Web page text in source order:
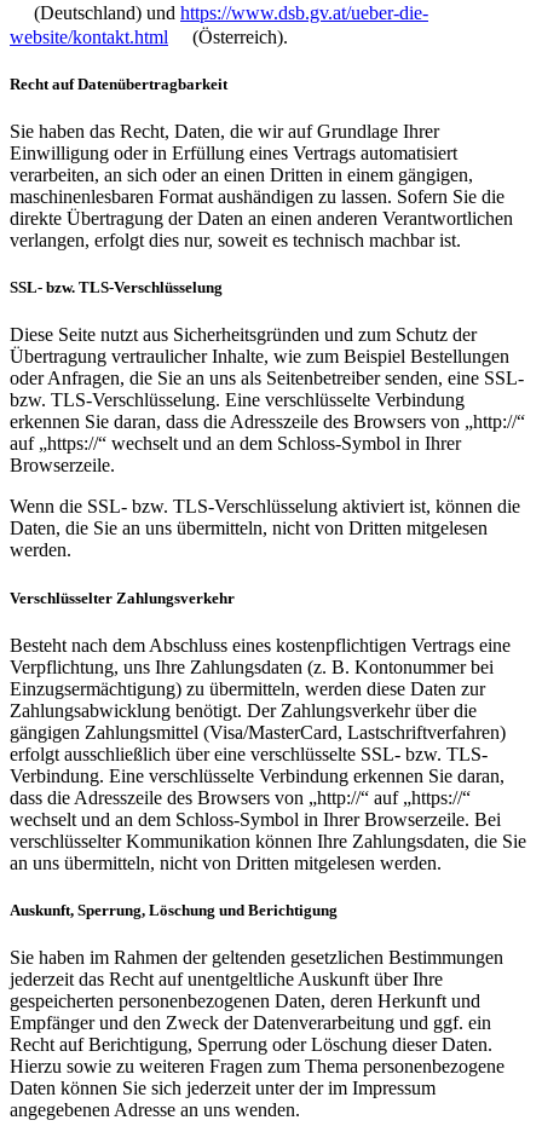
(Deutschland) und https://www.dsb.gv.at/ueber-die-
website/kontakt.html
(Österreich).
Recht auf Datenübertragbarkeit
Sie haben das Recht, Daten, die wir auf Grundlage Ihrer
Einwilligung oder in Erfüllung eines Vertrags automatisiert
verarbeiten, an sich oder an einen Dritten in einem gängigen,
maschinenlesbaren Format aushändigen zu lassen. Sofern Sie die
direkte Übertragung der Daten an einen anderen Verantwortlichen
verlangen, erfolgt dies nur, soweit es technisch machbar ist.
SSL- bzw. TLS-Verschlüsselung
Diese Seite nutzt aus Sicherheitsgründen und zum Schutz der
Übertragung vertraulicher Inhalte, wie zum Beispiel Bestellungen
oder Anfragen, die Sie an uns als Seitenbetreiber senden, eine SSL-
bzw. TLS-Verschlüsselung. Eine verschlüsselte Verbindung
erkennen Sie daran, dass die Adresszeile des Browsers von „http://“
auf „https://“ wechselt und an dem Schloss-Symbol in Ihrer
Browserzeile.
Wenn die SSL- bzw. TLS-Verschlüsselung aktiviert ist, können die
Daten, die Sie an uns übermitteln, nicht von Dritten mitgelesen
werden.
Verschlüsselter Zahlungsverkehr
Besteht nach dem Abschluss eines kostenpflichtigen Vertrags eine
Verpflichtung, uns Ihre Zahlungsdaten (z. B. Kontonummer bei
Einzugsermächtigung) zu übermitteln, werden diese Daten zur
Zahlungsabwicklung benötigt. Der Zahlungsverkehr über die
gängigen Zahlungsmittel (Visa/MasterCard, Lastschriftverfahren)
erfolgt ausschließlich über eine verschlüsselte SSL- bzw. TLS-
Verbindung. Eine verschlüsselte Verbindung erkennen Sie daran,
dass die Adresszeile des Browsers von „http://“ auf „https://“
wechselt und an dem Schloss-Symbol in Ihrer Browserzeile. Bei
verschlüsselter Kommunikation können Ihre Zahlungsdaten, die Sie
an uns übermitteln, nicht von Dritten mitgelesen werden.
Auskunft, Sperrung, Löschung und Berichtigung
Sie haben im Rahmen der geltenden gesetzlichen Bestimmungen
jederzeit das Recht auf unentgeltliche Auskunft über Ihre
gespeicherten personenbezogenen Daten, deren Herkunft und
Empfänger und den Zweck der Datenverarbeitung und ggf. ein
Recht auf Berichtigung, Sperrung oder Löschung dieser Daten.
Hierzu sowie zu weiteren Fragen zum Thema personenbezogene
Daten können Sie sich jederzeit unter der im Impressum
angegebenen Adresse an uns wenden.